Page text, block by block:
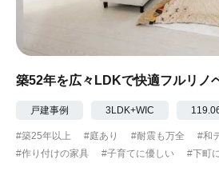
築52年を広々LDKで快適フルリノ
戸建事例 3LDK+WIC
#築25年以上 #庭あり #耐震も万全
#和
#作り付けの家具
#子育てに優しい #下町